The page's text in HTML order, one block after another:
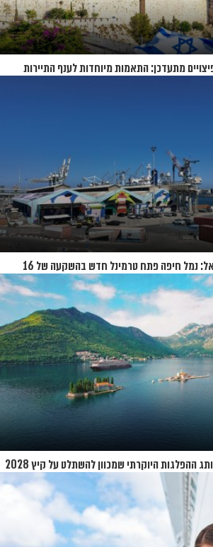
מתעדכן: התאמות מיוחדות לענף התיירות
מהפכת הקרוזים של ישראל: נמל חיפה פתח טרמינל חדש בהשקעה של 16